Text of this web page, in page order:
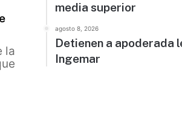
la
media superior
agosto 8, 2026
Detienen a apoderada
Ingemar